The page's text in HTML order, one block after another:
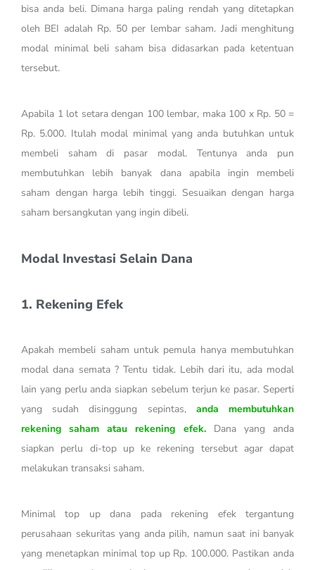
bisa anda beli. Dimana harga paling rendah yang ditetapkan
oleh BEI adalah Rp. 50 per lembar saham. Jadi menghitung
modal minimal beli saham bisa didasarkan pada ketentuan
tersebut.
Apabila 1 lot setara dengan 100 lembar, maka 100 x Rp. 50 =
Rp. 5.000. Itulah modal minimal yang anda butuhkan untuk
membeli saham di pasar modal. Tentunya anda pun
membutuhkan lebih banyak dana apabila ingin membeli
saham dengan harga lebih tinggi. Sesuaikan dengan harga
saham bersangkutan yang ingin dibeli.
Modal Investasi Selain Dana
1. Rekening Efek
Apakah membeli saham untuk pemula hanya membutuhkan
modal dana semata ? Tentu tidak. Lebih dari itu, ada modal
lain yang perlu anda siapkan sebelum terjun ke pasar. Seperti
yang sudah disinggung sepintas, anda membutuhkan
rekening saham atau rekening efek.Dana yang anda
siapkan perlu di-top up ke rekening tersebut agar dapat
melakukan transaksi saham.
Minimal top up dana pada rekening efek tergantung
perusahaan sekuritas yang anda pilih, namun saat ini banyak
yang menetapkan minimal top up Rp. 100.000. Pastikan anda